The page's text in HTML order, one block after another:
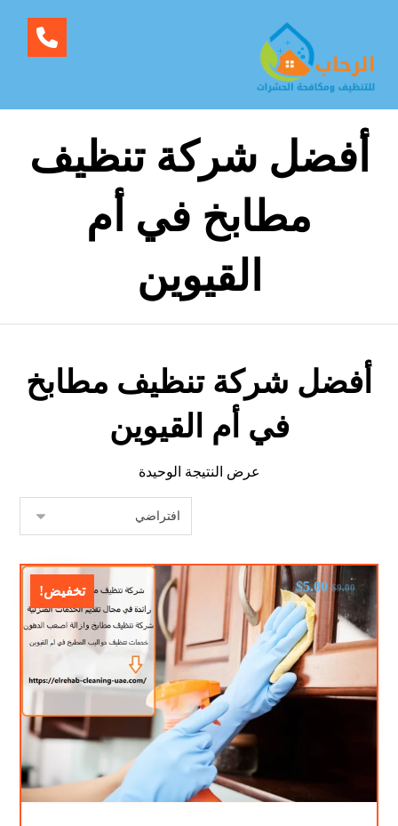
أفضل شركة تنظيف
مطابخ في أم
القيوين
أفضل شركة تنظيف مطابخ
في أم القيوين
عرض النتيجة الوحيدة
تخفيض! $9.00
$5.00